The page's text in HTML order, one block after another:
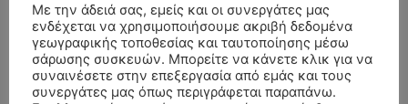
- Advertisment -
Με την άδειά σας, εμείς και οι συνεργάτες μας
ενδέχεται να χρησιμοποιήσουμε ακριβή δεδομένα
γεωγραφικής τοποθεσίας και ταυτοποίησης μέσω
σάρωσης συσκευών. Μπορείτε να κάνετε κλικ για να
συναινέσετε στην επεξεργασία από εμάς και τους
συνεργάτες μας όπως περιγράφεται παραπάνω.